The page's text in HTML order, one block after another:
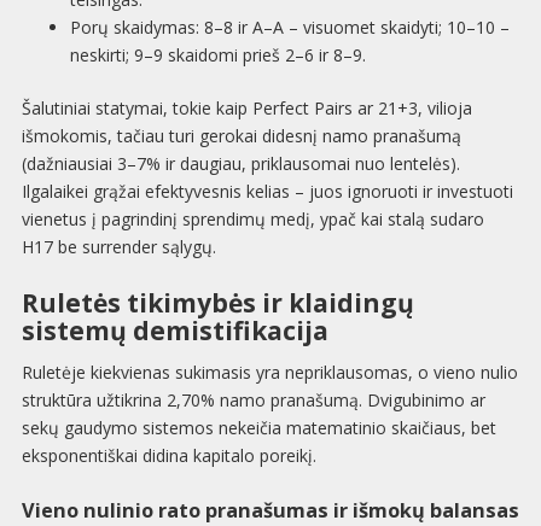
Porų skaidymas: 8–8 ir A–A – visuomet skaidyti; 10–10 –
neskirti; 9–9 skaidomi prieš 2–6 ir 8–9.
Šalutiniai statymai, tokie kaip Perfect Pairs ar 21+3, vilioja
išmokomis, tačiau turi gerokai didesnį namo pranašumą
(dažniausiai 3–7% ir daugiau, priklausomai nuo lentelės).
Ilgalaikei grąžai efektyvesnis kelias – juos ignoruoti ir investuoti
vienetus į pagrindinį sprendimų medį, ypač kai stalą sudaro
H17 be surrender sąlygų.
Ruletės tikimybės ir klaidingų
sistemų demistifikacija
Ruletėje kiekvienas sukimasis yra nepriklausomas, o vieno nulio
struktūra užtikrina 2,70% namo pranašumą. Dvigubinimo ar
sekų gaudymo sistemos nekeičia matematinio skaičiaus, bet
eksponentiškai didina kapitalo poreikį.
Vieno nulinio rato pranašumas ir išmokų balansas